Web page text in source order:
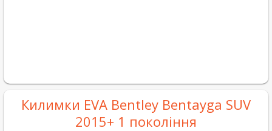
Килимки EVA Bentley Bentayga SUV
2015+ 1 покоління